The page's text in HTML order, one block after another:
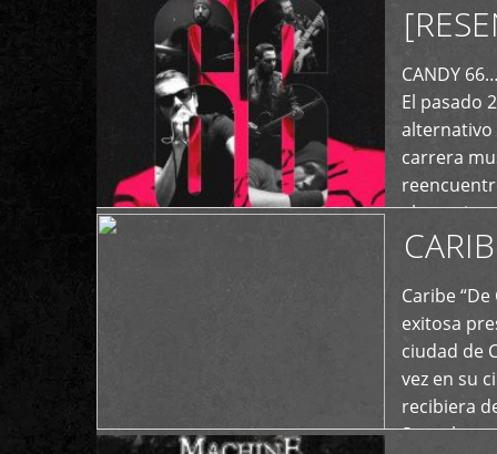
de las
CANDY
El pasado
alternativo
carrera
el exterior
+
Caribe
exitosa
ciudad de
vez en su
recibiera
Store los